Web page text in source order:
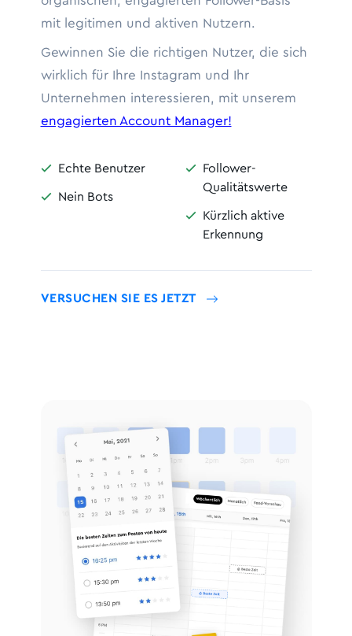
mit legitimen und aktiven Nutzern.
Gewinnen Sie die richtigen Nutzer, die sich
wirklich für Ihre Instagram und Ihr
Unternehmen interessieren, mit unserem
engagierten Account Manager!
 Echte Benutzer
 Nein Bots

Follower-
Qualitätswerte

Kürzlich aktive
Erkennung
VERSUCHEN SIE ES JETZT